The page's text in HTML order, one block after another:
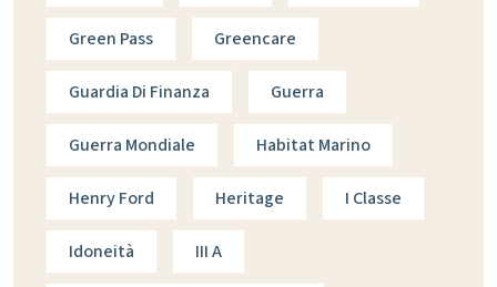
Green Pass Greencare
Guardia Di Finanza Guerra
Guerra Mondiale Habitat Marino
Henry Ford Heritage I Classe
Idoneità III A